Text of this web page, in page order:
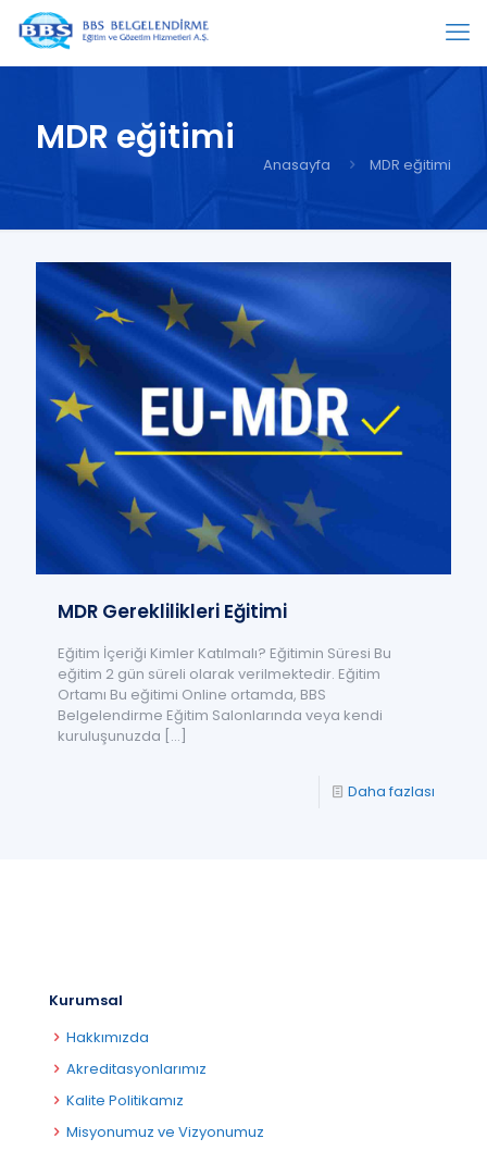
MDR eğitimi
Anasayfa MDR eğitimi
MDR Gereklilikleri Eğitimi
Eğitim İçeriği Kimler Katılmalı? Eğitimin Süresi Bu
eğitim 2 gün süreli olarak verilmektedir. Eğitim
Ortamı Bu eğitimi Online ortamda, BBS
Belgelendirme Eğitim Salonlarında veya kendi
kuruluşunuzda […]
Daha fazlası
Kurumsal
Hakkımızda
Akreditasyonlarımız
Kalite Politikamız
Misyonumuz ve Vizyonumuz